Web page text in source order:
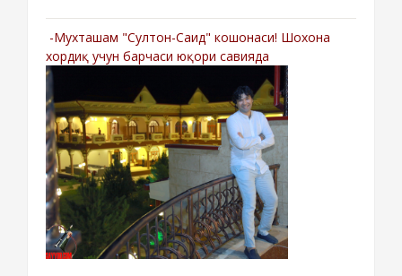
-Мухташам "Султон-Саид" кошонаси! Шохона
хордиқ учун барчаси юқори савияда